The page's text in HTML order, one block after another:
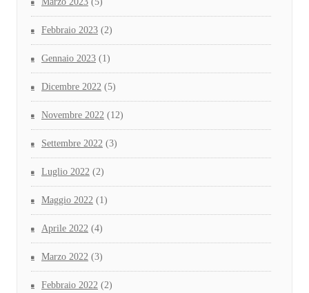
Febbraio 2023 (2)
Gennaio 2023 (1)
Dicembre 2022 (5)
Novembre 2022 (12)
Settembre 2022 (3)
Luglio 2022 (2)
Maggio 2022 (1)
Aprile 2022 (4)
Marzo 2022 (3)
Febbraio 2022 (2)